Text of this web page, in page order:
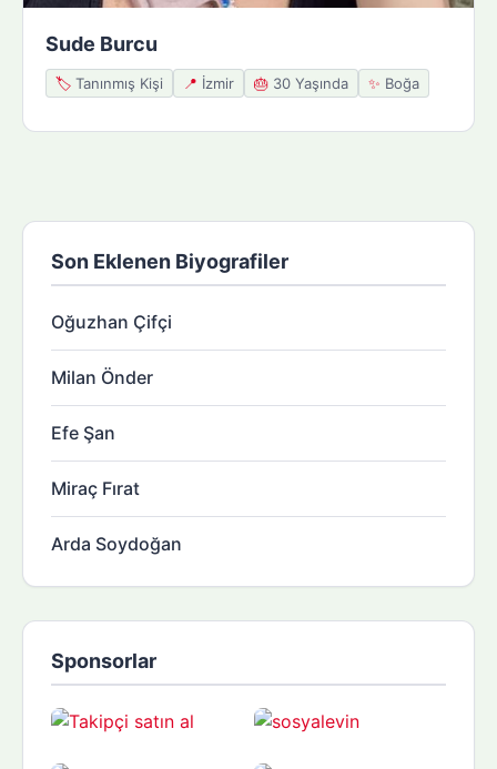
Sude Burcu
🏷️ Tanınmış Kişi 📍 İzmir 🎂 30 Yaşında ✨ Boğa
Son Eklenen Biyografiler
Oğuzhan Çifçi
Milan Önder
Efe Şan
Miraç Fırat
Arda Soydoğan
Sponsorlar